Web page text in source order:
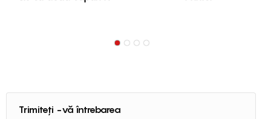
Trimiteți -vă întrebarea